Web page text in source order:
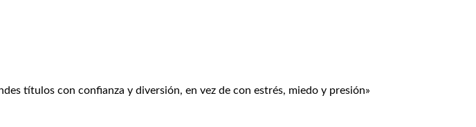
títulos con confianza y diversión, en vez de con estrés, miedo y presión»